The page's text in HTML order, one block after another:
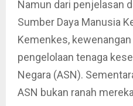
Namun dari penjelasan
Sumber Daya Manusia
Kemenkes,
pengelolaan tenaga
Negara (ASN).
ASN bukan ranah